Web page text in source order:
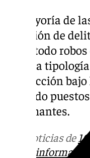
La mayoría de
comisión de
sobre todo
variada
conducción
han sido
reclamantes.
Más noticias de